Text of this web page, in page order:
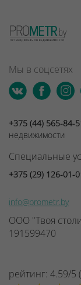
Мы в соцсетях
+375 (44) 565-84-
недвижимости
Специальные
+375 (29) 126-01-
info@prometr.by
ООО "Твоя
191599470
рейтинг: 4.59/5 (